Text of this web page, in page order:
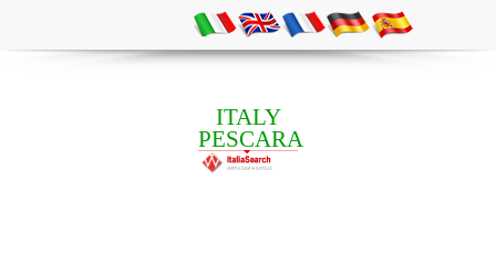
ITALY
PESCARA